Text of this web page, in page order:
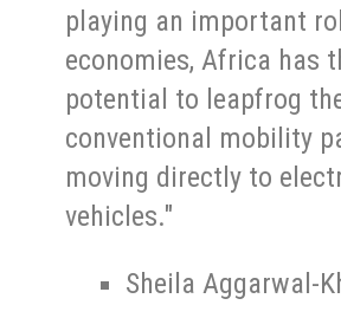
playing an important
economies, Africa has
potential to leapfrog
conventional mobility
moving directly to
vehicles."
Sheila Aggarwal-